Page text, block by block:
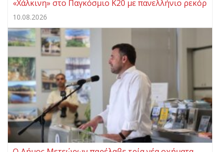
«Χάλκινη» στο Παγκόσμιο Κ20 με πανελλήνιο ρεκόρ
10.08.2026